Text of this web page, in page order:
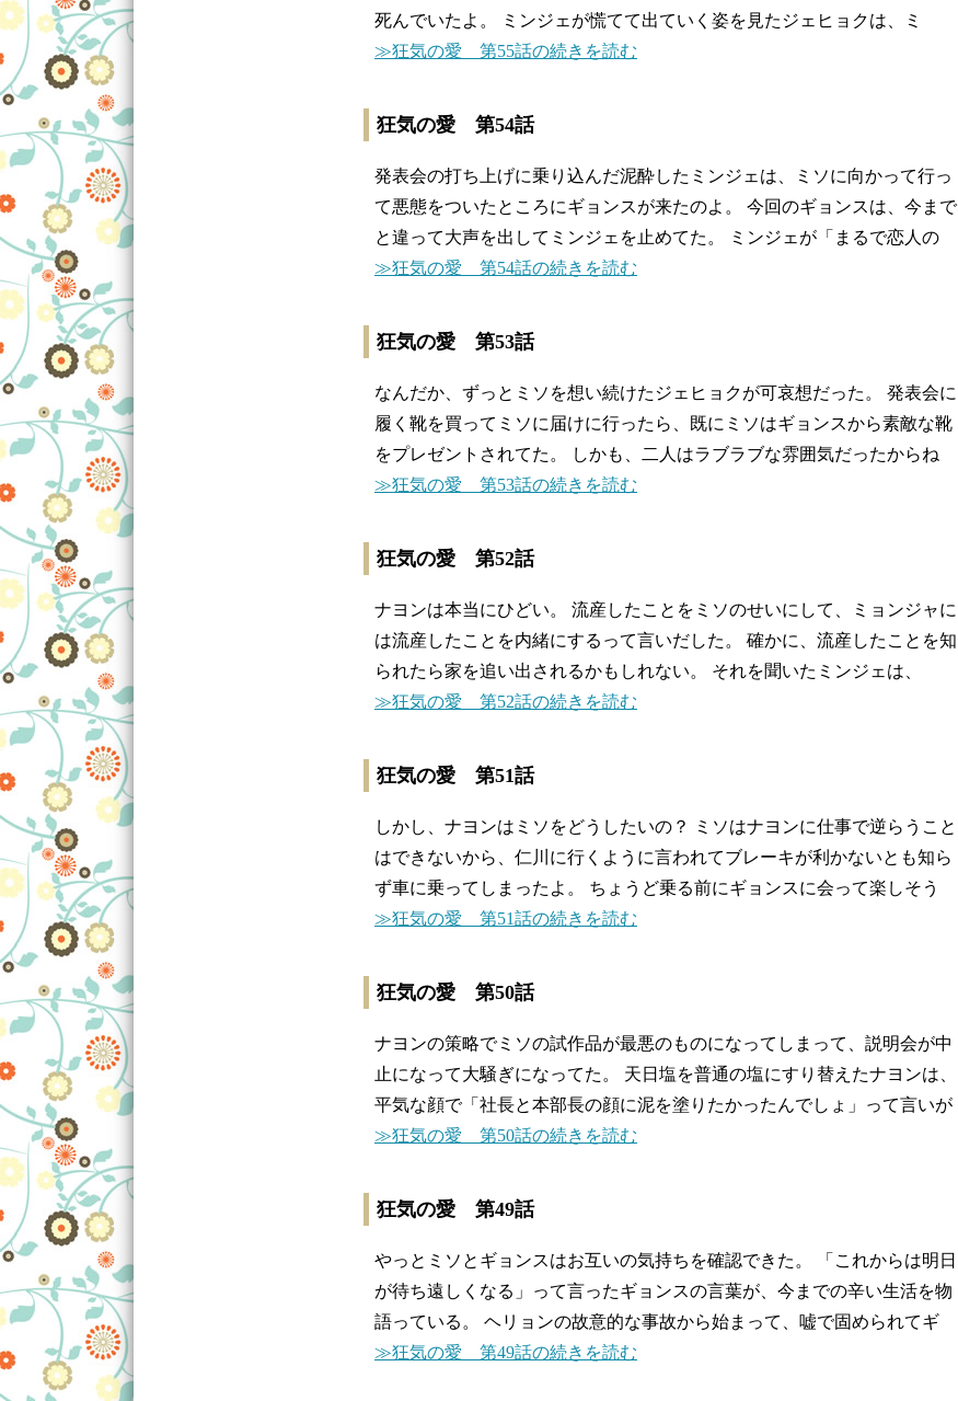
死んでいたよ。 ミンジェが慌てて出ていく姿を見たジェヒョクは、ミ
≫狂気の愛 第55話の続きを読む
狂気の愛 第54話
発表会の打ち上げに乗り込んだ泥酔したミンジェは、ミソに向かって行っ
て悪態をついたところにギョンスが来たのよ。 今回のギョンスは、今まで
と違って大声を出してミンジェを止めてた。 ミンジェが「まるで恋人の
≫狂気の愛 第54話の続きを読む
狂気の愛 第53話
なんだか、ずっとミソを想い続けたジェヒョクが可哀想だった。 発表会に
履く靴を買ってミソに届けに行ったら、既にミソはギョンスから素敵な靴
をプレゼントされてた。 しかも、二人はラブラブな雰囲気だったからね
≫狂気の愛 第53話の続きを読む
狂気の愛 第52話
ナヨンは本当にひどい。 流産したことをミソのせいにして、ミョンジャに
は流産したことを内緒にするって言いだした。 確かに、流産したことを知
られたら家を追い出されるかもしれない。 それを聞いたミンジェは、
≫狂気の愛 第52話の続きを読む
狂気の愛 第51話
しかし、ナヨンはミソをどうしたいの？ ミソはナヨンに仕事で逆らうこと
はできないから、仁川に行くように言われてブレーキが利かないとも知ら
ず車に乗ってしまったよ。 ちょうど乗る前にギョンスに会って楽しそう
≫狂気の愛 第51話の続きを読む
狂気の愛 第50話
ナヨンの策略でミソの試作品が最悪のものになってしまって、説明会が中
止になって大騒ぎになってた。 天日塩を普通の塩にすり替えたナヨンは、
平気な顔で「社長と本部長の顔に泥を塗りたかったんでしょ」って言いが
≫狂気の愛 第50話の続きを読む
狂気の愛 第49話
やっとミソとギョンスはお互いの気持ちを確認できた。 「これからは明日
が待ち遠しくなる」って言ったギョンスの言葉が、今までの辛い生活を物
語っている。 ヘリョンの故意的な事故から始まって、嘘で固められてギ
≫狂気の愛 第49話の続きを読む